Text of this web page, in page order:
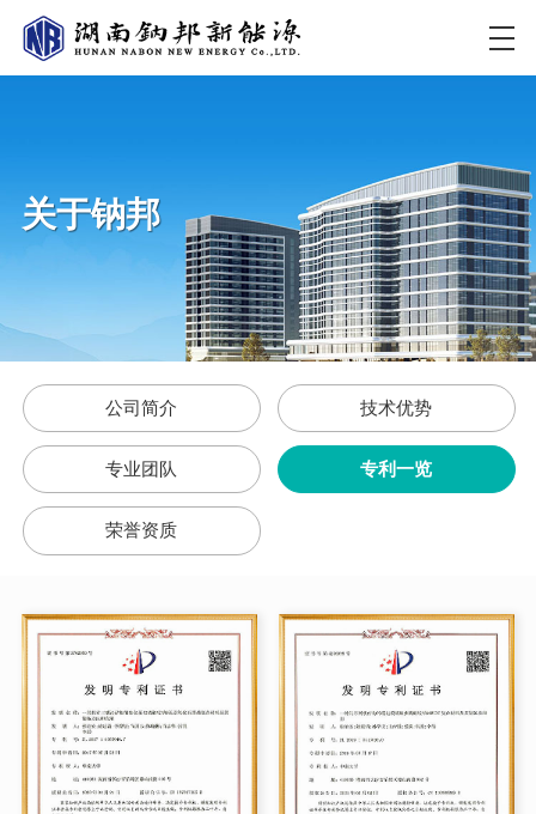
关于钠邦
公司简介 技术优势
专业团队 专利一览
荣誉资质